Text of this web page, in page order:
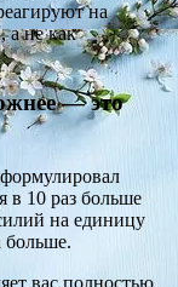
на
а не как
— это
в 10 раз больше
на единицу
больше.
вас полностью